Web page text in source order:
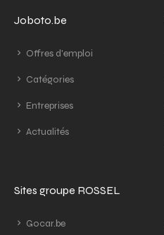
Joboto.be
Offres d'emploi
Catégories
Entreprises
Actualités
Sites groupe ROSSEL
Gocar.be